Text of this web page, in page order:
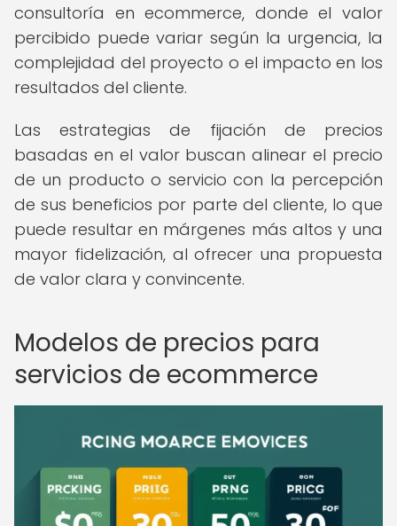
consultoría en ecommerce, donde el valor
percibido puede variar según la urgencia, la
complejidad del proyecto o el impacto en los
resultados del cliente.
Las estrategias de fijación de precios
basadas en el valor buscan alinear el precio
de un producto o servicio con la percepción
de sus beneficios por parte del cliente, lo que
puede resultar en márgenes más altos y una
mayor fidelización, al ofrecer una propuesta
de valor clara y convincente.
Modelos de precios para
servicios de ecommerce